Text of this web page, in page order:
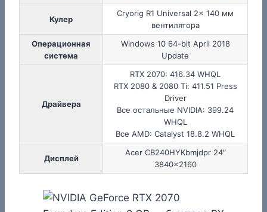
Кулер
Cryorig R1 Universal 2x 140 мм
вентилятора
Операционная
система
Windows 10 64-bit April 2018
Update
Драйвера
RTX 2070: 416.34 WHQL
RTX 2080 & 2080 Ti: 411.51 Press
Driver
Все остальные NVIDIA: 399.24
WHQL
Все AMD: Catalyst 18.8.2 WHQL
Дисплей
Acer CB240HYKbmjdpr 24″
3840×2160